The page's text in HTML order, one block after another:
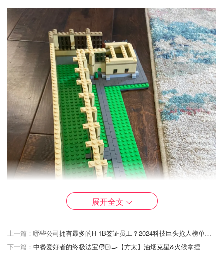
展开全文
上一篇：
哪些公司拥有最多的H-1B签证员工？2024科技巨头抢人榜单曝光📋👨‍💻
下一篇： 中餐爱好者的终极法宝🧑🏻‍🍳【方太】油烟克星&火候拿捏